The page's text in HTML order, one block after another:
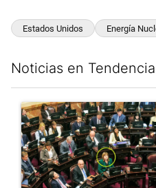
Estados Unidos Energía
Noticias en Tendencia
Un artículo de tendencia con